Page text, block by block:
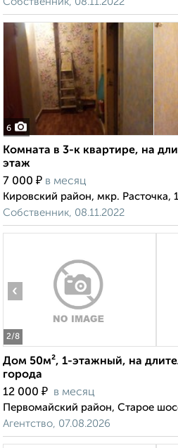
6
Комната в 3-к квартире, на
этаж
7 000 ₽ в месяц
Кировский район, мкр. Расточка,
Собственник, 08.11.2022
2/8
‹
Дом 50м², 1-этажный, на
города
12 000 ₽ в месяц
Первомайский район, Старое
Агентство, 07.08.2026